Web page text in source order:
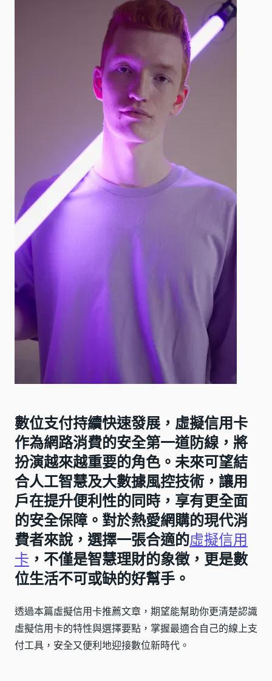
數位支付持續快速發展，虛擬信用卡
作為網路消費的安全第一道防線，將
扮演越來越重要的角色。未來可望結
合人工智慧及大數據風控技術，讓用
戶在提升便利性的同時，享有更全面
的安全保障。對於熱愛網購的現代消
費者來說，選擇一張合適的虛擬信用
卡 ，不僅是智慧理財的象徵，更是數
位生活不可或缺的好幫手。
透過本篇虛擬信用卡推薦文章，期望能幫助你更清楚認識
虛擬信用卡的特性與選擇要點，掌握最適合自己的線上支
付工具，安全又便利地迎接數位新時代。